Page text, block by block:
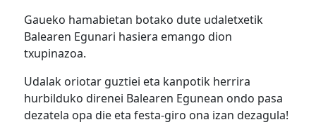
Gaueko hamabietan botako dute udaletxetik
Balearen Egunari hasiera emango dion
txupinazoa.
Udalak oriotar guztiei eta kanpotik herrira
hurbilduko direnei Balearen Egunean ondo pasa
dezatela opa die eta festa-giro ona izan dezagula!